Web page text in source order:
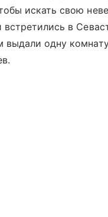
искать свою
встретились в
выдали одну